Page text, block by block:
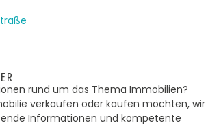
rund um das Thema Immobilien?
verkaufen oder kaufen möchten, wir
Informationen und kompetente